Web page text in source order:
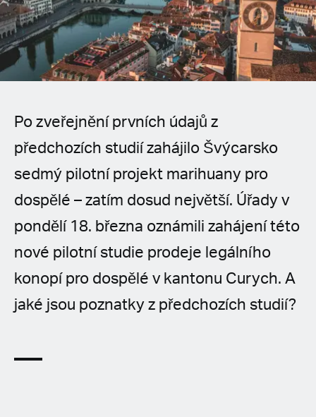
German
French
Czech
Polish
Po zveřejnění prvních údajů z
předchozích studií zahájilo Švýcarsko
sedmý pilotní projekt marihuany pro
dospělé – zatím dosud největší. Úřady v
pondělí 18. března oznámili zahájení této
nové pilotní studie prodeje legálního
konopí pro dospělé v kantonu Curych. A
jaké jsou poznatky z předchozích studií?